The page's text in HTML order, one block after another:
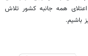
همه جانبه کشور تلاش
باشیم.